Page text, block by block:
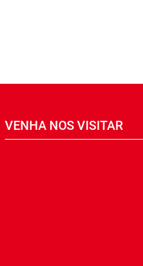
VENHA NOS VISITAR